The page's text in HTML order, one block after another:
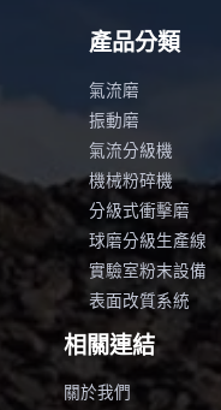
產品分類
氣流磨
振動磨
氣流分級機
機械粉碎機
分級式衝擊磨
球磨分級生產線
實驗室粉末設備
表面改質系統
相關連結
關於我們